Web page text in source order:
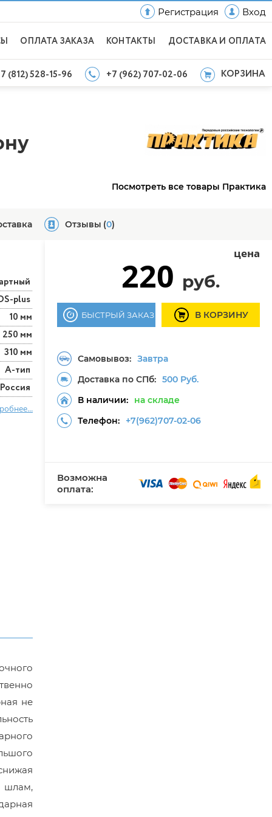
Регистрация Вход
ОПЛАТА ЗАКАЗА КОНТАКТЫ ДОСТАВКА И ОПЛАТА
(812) 528-15-96 +7 (962) 707-02-06 КОРЗИНА
Посмотреть все товары Практика
Отзывы (0)
plus
10 мм
250 мм
310 мм
А-тип
Россия
не
шлам,
цена
220 руб.
БЫСТРЫЙ ЗАКАЗ В КОРЗИНУ
Самовывоз: Завтра
Доставка по СПб: 500 Руб.
В наличии:
на складе
Телефон:
+7(962)707-02-06
Возможна
оплата: